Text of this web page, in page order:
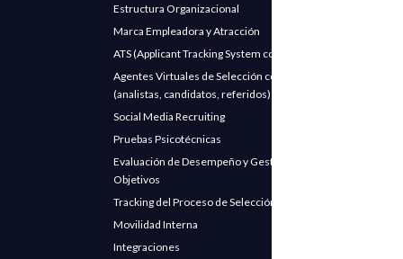
Estructura Organizacional
Marca Empleadora y Atracción
ATS (Applicant Tracking System con IA)
Agentes Virtuales de Selección con IA
(analistas, candidatos, referidos)
Social Media Recruiting
Pruebas Psicotécnicas
Evaluación de Desempeño y Gestión de
Objetivos
Tracking del Proceso de Selección
Movilidad Interna
Integraciones